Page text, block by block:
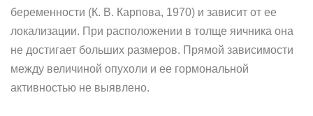
беременности (К. В. Карпова, 1970) и зависит от ее
локализации. При расположении в толще яичника она
не достигает больших размеров. Прямой зависимости
между величиной опухоли и ее гормональной
активностью не выявлено.